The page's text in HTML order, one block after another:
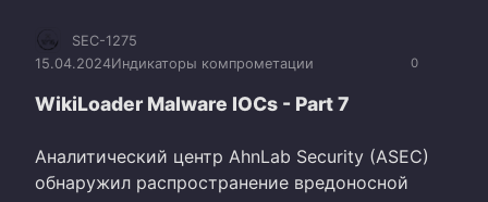
0
SEC-1275
15.04.2024Индикаторы компрометации
WikiLoader Malware IOCs - Part 7
Аналитический центр AhnLab Security (ASEC)
обнаружил распространение вредоносной